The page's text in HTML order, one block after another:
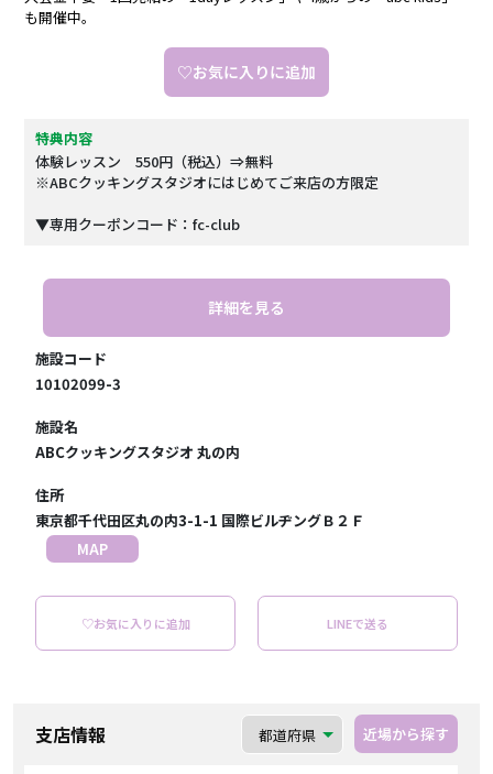
も開催中。
♡お気に入りに追加
特典内容
体験レッスン 550円（税込）⇒無料
※ABCクッキングスタジオにはじめてご来店の方限定
▼専用クーポンコード：fc-club
詳細を見る
施設コード
10102099-3
施設名
ABCクッキングスタジオ 丸の内
住所
東京都千代田区丸の内3-1-1 国際ビルヂングＢ２Ｆ
MAP
♡お気に入りに追加 LINEで送る
支店情報 近場から探す